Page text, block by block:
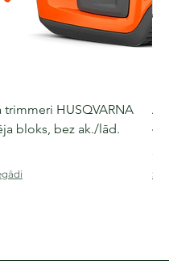
HUSQVARNA
bloks, bez ak./lād.